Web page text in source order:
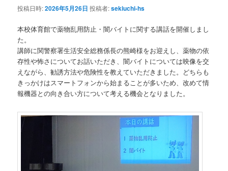
ツ
へ
移
動
投稿日時:2026年5月26日 投稿者:sekiuchi-hs
本校体育館で薬物乱用防止・闇バイトに関する講話を開催しまし
た。
講師に関警察署生活安全総務係長の熊崎様をお迎えし、薬物の依
存性や怖さについてお話いただき、闇バイトについては映像を交
えながら、勧誘方法や危険性を教えていただきました。どちらも
きっかけはスマートフォンから始まることが多いため、改めて情
報機器との向き合い方について考える機会となりました。